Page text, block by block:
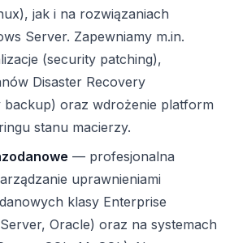
jak i na rozwiązaniach
Server. Zapewniamy m.in.
(security patching),
Disaster Recovery
backup) oraz wdrożenie platform
stanu macierzy.
— profesjonalna
uprawnieniami
klasy Enterprise
Oracle) oraz na systemach